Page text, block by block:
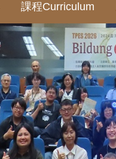
課程Curriculum